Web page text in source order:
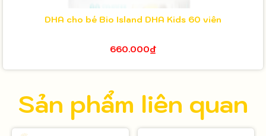
DHA cho bé Bio Island DHA Kids 60 viên
660.000₫
Sản phẩm liên quan